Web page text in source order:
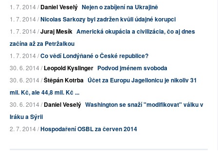
1. 7. 2014 /Daniel Veselý Nejen o zabíjení na Ukrajině
1. 7. 2014 /Nicolas Sarkozy byl zadržen kvůli údajné korupci
1. 7. 2014 /Juraj Mesík Americká okupácia a civilizácia, čo aj dnes
začína až za Petržalkou
1. 7. 2014 /Co vědí Londýňané o České republice?
30. 6. 2014 /Leopold Kyslinger Podvod jménem svoboda
30. 6. 2014 /Štěpán Kotrba Účet za Europu Jagellonicu je nikoliv 31
mil. Kč, ale 44,8 mil. Kč ...
30. 6. 2014 /Daniel Veselý Washington se snaží "modifikovat" válku v
Iráku a Sýrii
2. 7. 2014 /Hospodaření OSBL za červen 2014